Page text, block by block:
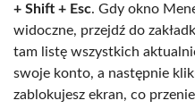
+ Shift + Esc. Gdy okno
widoczne, przejdź do
tam listę wszystkich
swoje konto, a następnie
zablokujesz ekran, co